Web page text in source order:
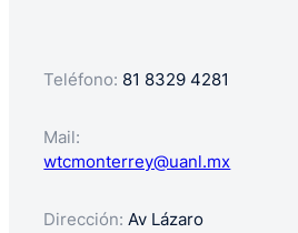
Teléfono: 81 8329 4281
Mail:
wtcmonterrey@uanl.mx
Dirección: Av Lázaro